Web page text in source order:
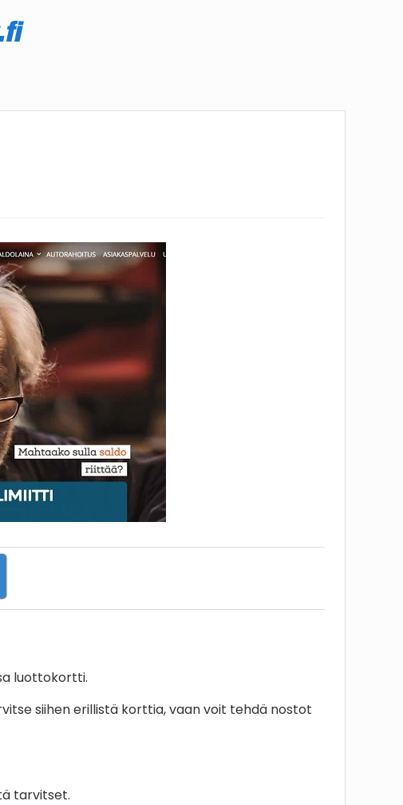
luottokortti.
siihen erillistä korttia, vaan voit tehdä nostot
tarvitset.